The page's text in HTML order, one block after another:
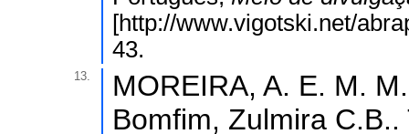
[http://www.vigotski.net/
43.
13.
MOREIRA, A. E. M.
Bomfim, Zulmira